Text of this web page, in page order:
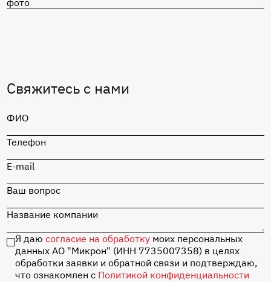
Перейти в каталог
MIK1117S-5.0
Отладочная плата
MIK32 Амур с
комплектующих
Перейти в каталог
Свяжитесь с нами
ФИО
Телефон
E-mail
Ваш вопрос
Название компании
Я даюсогласие на обработку моих персональных
данных АО "Микрон" (ИНН 7735007358) в целях
обработки заявки и обратной связи и подтверждаю,
что ознакомлен с Политикой конфиденциальности